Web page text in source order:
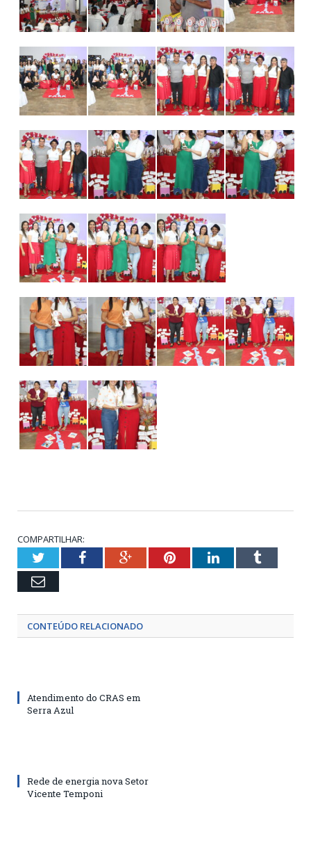
COMPARTILHAR:
TwitterFacebookGoogle+PinterestLinkedInTumblr
Email
CONTEÚDO RELACIONADO
Atendimento do CRAS em
Serra Azul
Rede de energia nova Setor
Vicente Temponi